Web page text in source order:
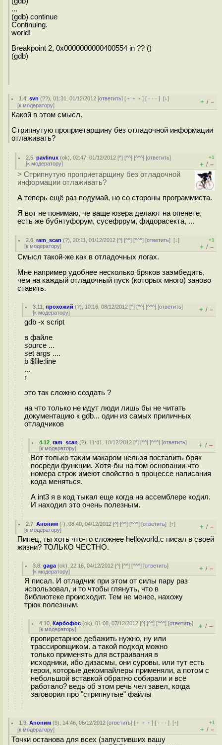
...
(gdb) continue
Continuing.
world!
Breakpoint 2, 0x0000000000400554 in ?? ()
(gdb)
1.4 ,svn (??), 01:31, 01/12/2012 [ответить] [ ﹢﹢﹢] [ · · ·][↓]
[к модератору] + / –
Какой в этом смысл.
Стрипнутую проприетарщину без отладочной информации
отлаживать?
2.5 ,pavlinux (ok), 02:47, 01/12/2012 [^] [^^] [^^^] [ответить]
[к модератору]
+1
+ / –
> Стрипнутую проприетарщину без отладочной
информации отлаживать?
А теперь ещё раз подумай, но со стороны программиста.
Я вот не понимаю, че ваще юзера делают на опенете,
есть же бубнтуфорум, сусефррум, фидорасекта, ...
2.6 ,ram_scan (?), 20:11, 01/12/2012 [^] [^^] [^^^] [ответить][↓]
[к модератору]
+1
+ / –
Смысл такой-же как в отладочных логах.
Мне например удобнее несколько бряков заэмбедить,
чем на каждый отладочный пуск (которых много) заново
ставить.
3.11 ,прохожий (?), 10:16, 08/12/2012 [^] [^^] [^^^] [ответить]
[к модератору] + / –
gdb -x script
в файле
source ...
set args ....
b $file:line
...
r
это так сложно создать ?
на что только не идут люди лишь бы не читать
документацию к gdb... один из самых приличных
отладчиков
4.12 ,ram_scan (?), 11:41, 10/12/2012 [^] [^^] [^^^] [ответить]
[к модератору] + / –
Вот только таким макаром нельзя поставить бряк
посреди функции. Хотя-бы на том основании что
номера строк имеют свойство в процессе написания
кода меняться.
А int3 я в код тыкал еще когда на ассемблере кодил.
И находил это очень полезным.
2.7 ,Аноним (-), 08:40, 04/12/2012 [^] [^^] [^^^] [ответить][↑]
[к модератору] + / –
Пипец, ты хоть что-то сложнее helloworld.c писал в своей
жизни? ТОЛЬКО ЧЕСТНО.
3.8 ,gaga (ok), 22:16, 04/12/2012 [^] [^^] [^^^] [ответить]
[к модератору] + / –
Я писал. И отладчик при этом от силы пару раз
использовал, и то чтобы глянуть, что в
библиотеке происходит. Тем не менее, нахожу
трюк полезным.
4.10 ,Карбофос (ok), 01:08, 07/12/2012 [^] [^^] [^^^] [ответить]
[к модератору] + / –
пропиретарное дебажить нужно, ну или
трассировщиком. а такой подход можно
только применять для встраивания в
исходники, ибо дизасмы, они суровы. или тут есть
герои, которые декомпайлеры применяли, а потом с
небольшой вставкой обратно собирали и всё
работало? ведь об этом речь чел завел, когда
заговорил про "стрипнутые" файлы
1.9 ,Аноним (9), 14:46, 06/12/2012 [ответить] [ ﹢﹢﹢] [ · · ·][↑]
[к модератору]
+1
+ / –
Точки останова для всех (запустивших вашу